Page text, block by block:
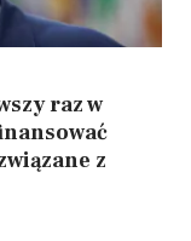
raz w
z